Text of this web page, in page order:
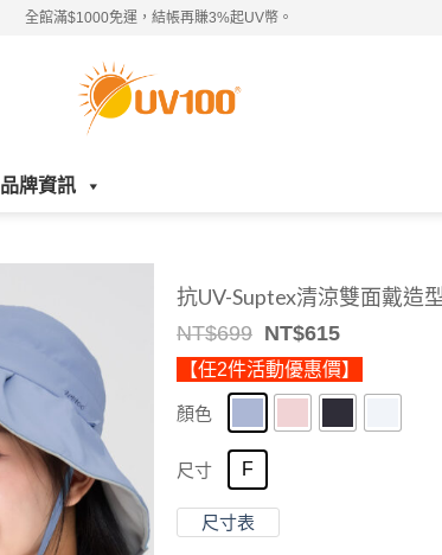
全館滿$1000免運，結帳再賺3%起UV幣。
品牌資訊
抗UV-Suptex清涼雙面戴造
NT$699 Original
price
was:
NT$699.
NT$615Current
price
is:
NT$615.
【任2件活動優惠價】
顏色
尺寸 F
尺寸表